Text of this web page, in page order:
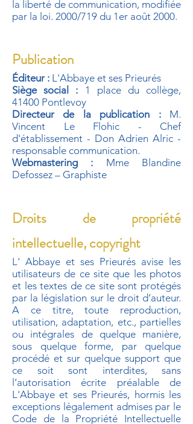
la liberté de communication, modifiée
par la loi. 2000/719 du 1er août 2000.
Publication
Éditeur : L'Abbaye et ses Prieurés
Siège social : 1 place du collège,
41400 Pontlevoy
Directeur de la publication :M.
Vincent Le Flohic - Chef
d'établissement - Don Adrien Alric -
responsable communication.
Webmastering : Mme Blandine
Defossez – Graphiste
Droits de propriété
intellectuelle, copyright
L' Abbaye et ses Prieurés avise les
utilisateurs de ce site que les photos
et les textes de ce site sont protégés
par la législation sur le droit d’auteur.
A ce titre, toute reproduction,
utilisation, adaptation, etc., partielles
ou intégrales de quelque manière,
sous quelque forme, par quelque
procédé et sur quelque support que
ce soit sont interdites, sans
l’autorisation écrite préalable de
L'Abbaye et ses Prieurés, hormis les
exceptions légalement admises par le
Code de la Propriété Intellectuelle